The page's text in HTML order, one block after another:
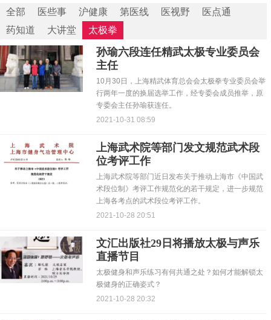
全部 医些事 沪健康 第医线 医视野
医点通
药知道
大讲堂 太极拳
孙瑜六段连任精武太极专业委员会
主任
10月30日，上海精武体育总会会太极拳专业委员会举
行两年一度的换届选举工作，经专委会成员推举，原
专委会主任孙瑜获连任。
2021-10-31 08:59
上海武术院等部门发文规范武术段
位考评工作
上海武术院等部门近日发布关于推动上海市《中国武
术段位制》考评工作规范化的若干规定，进一步规范
上海各考点的武术段位考评工作。
2021-10-28 20:51
文汇出版社29日将播放太极与声乐
直播节目
太极健身和声乐练习有何共通之处？如何才能解锁太
极健身的正确姿式？
2021-10-28 20:32